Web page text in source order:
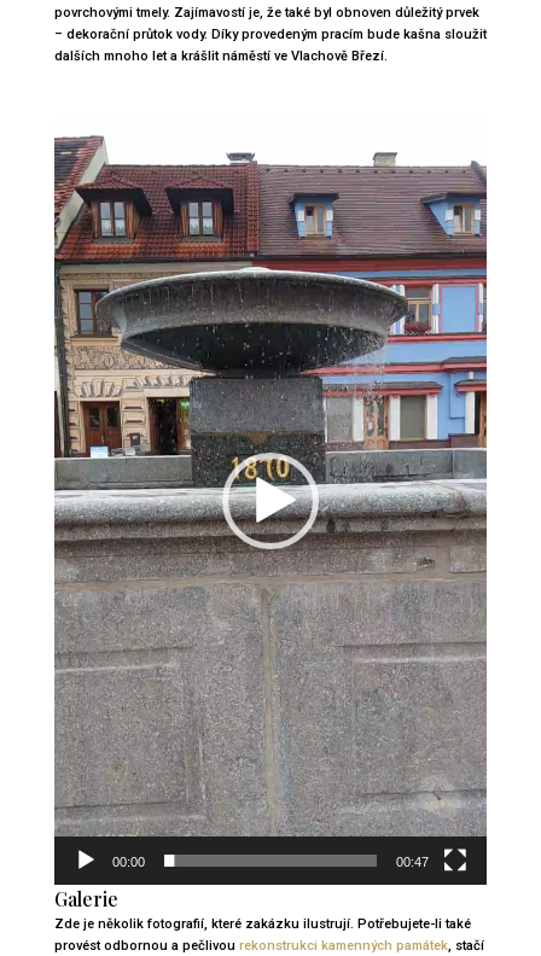
povrchovými tmely. Zajímavostí je, že také byl obnoven důležitý prvek
– dekorační průtok vody. Díky provedeným pracím bude kašna sloužit
dalších mnoho let a krášlit náměstí ve Vlachově Březí.
přehrávač
00:00 00:47
Galerie
Zde je několik fotografií, které zakázku ilustrují. Potřebujete-li také
provést odbornou a pečlivou rekonstrukci kamenných památek, stačí